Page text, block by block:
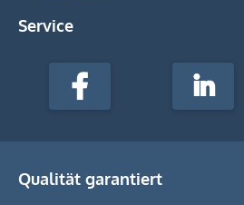
Service
stempel-
Media
Facebook
Qualität garantiert